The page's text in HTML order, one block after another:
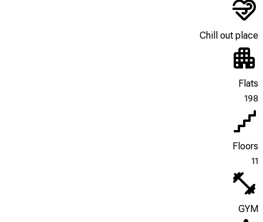
Chill out place
Flats
198
Floors
11
GYM